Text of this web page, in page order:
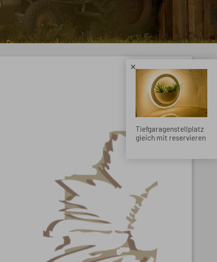
×
Tiefgaragenstellplatz
gleich mit reservieren